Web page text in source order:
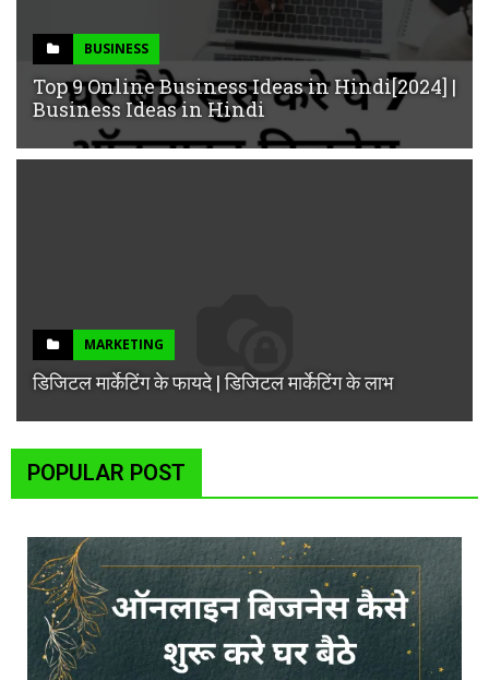
BUSINESS
Top 9 Online Business Ideas in Hindi[2024] |
Business Ideas in Hindi
MARKETING
डिजिटल मार्केटिंग के फायदे | डिजिटल मार्केटिंग के लाभ
POPULAR POST